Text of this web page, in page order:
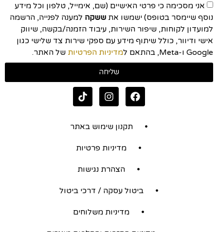
אני מסכימה כי פרטי האישיים (שם, אימייל, טלפון וכל מידע
נוסף שיימסר בטופס) ישמשו את ששקה למענה לפנייה, הרשמה
למועדון לקוחות, שיפור השירות, עיבוד הזמנה/בקשה, שיווק
אישי ודיוור, כולל שיתוף מידע עם ספקי שירות צד שלישי כגון
Google ו-Meta, בהתאם ל
מדיניות הפרטיות של האתר.
שליחה
תקנון שימוש באתר
מדיניות פרטיות
הצהרת נגישות
ביטול עסקה / דרכי ביטול
מדיניות משלוחים